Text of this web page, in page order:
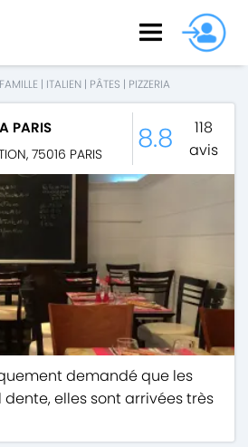
FAMILLE | ITALIEN | PÂTES | PIZZERIA
PARIS
, 75016 PARIS 8.8
118
avis
demandé que les
elles sont arrivées très